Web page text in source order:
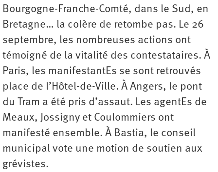
Bourgogne-Franche-Comté, dans le Sud, en
Bretagne… la colère de retombe pas. Le 26
septembre, les nombreuses actions ont
témoigné de la vitalité des contestataires. À
Paris, les manifestantEs se sont retrouvés
place de l’Hôtel-de-Ville. À Angers, le pont
du Tram a été pris d’assaut. Les agentEs de
Meaux, Jossigny et Coulommiers ont
manifesté ensemble. À Bastia, le conseil
municipal vote une motion de soutien aux
grévistes.